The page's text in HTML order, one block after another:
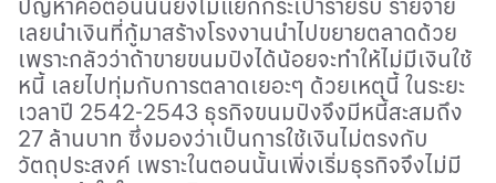
ปัญหาคือตอนนั้นยังไม่แยกกระเป๋ารายรับ รายจ่าย
เลยนำเงินที่กู้มาสร้างโรงงานนำไปขยายตลาดด้วย
เพราะกลัวว่าถ้าขายขนมปังได้น้อยจะทำให้ไม่มีเงินใช้
หนี้ เลยไปทุ่มกับการตลาดเยอะๆ ด้วยเหตุนี้ ในระยะ
เวลาปี 2542-2543 ธุรกิจขนมปังจึงมีหนี้สะสมถึง
27 ล้านบาท ซึ่งมองว่าเป็นการใช้เงินไม่ตรงกับ
วัตถุประสงค์ เพราะในตอนนั้นเพิ่งเริ่มธุรกิจจึงไม่มี